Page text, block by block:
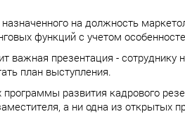
на должность
функций с учетом
важная презентация -
план выступления.
программы развития кадрового
а ни одна из открытых